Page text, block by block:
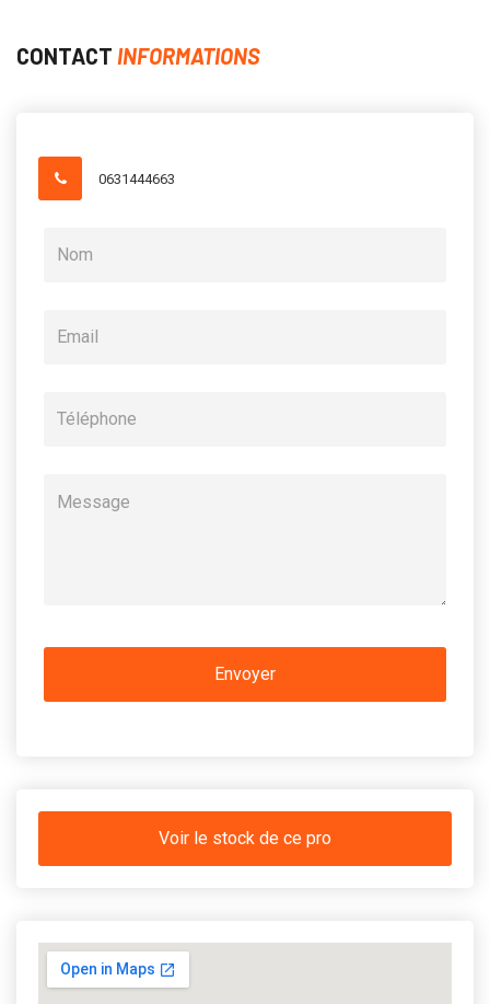
CONTACT INFORMATIONS
0631444663
Voir le stock de ce pro